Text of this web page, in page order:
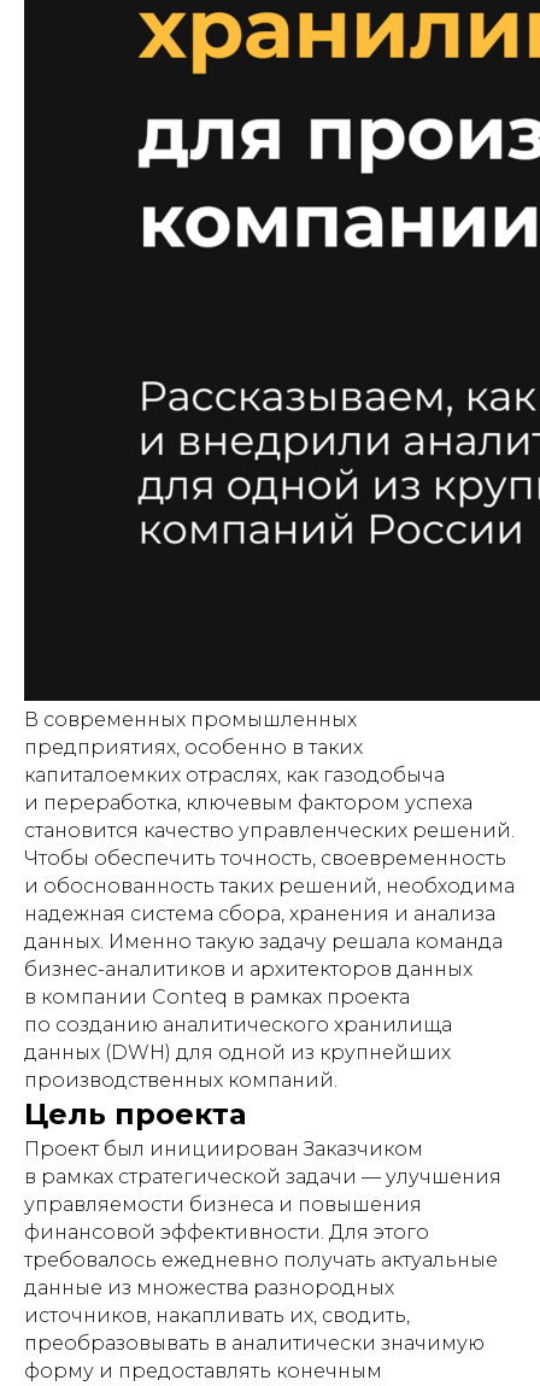
В современных промышленных
предприятиях, особенно в таких
капиталоемких отраслях, как газодобыча
и переработка, ключевым фактором успеха
становится качество управленческих решений.
Чтобы обеспечить точность, своевременность
и обоснованность таких решений, необходима
надежная система сбора, хранения и анализа
данных. Именно такую задачу решала команда
бизнес-аналитиков и архитекторов данных
в компании Conteq в рамках проекта
по созданию аналитического хранилища
данных (DWH) для одной из крупнейших
производственных компаний.
Цель проекта
Проект был инициирован Заказчиком
в рамках стратегической задачи — улучшения
управляемости бизнеса и повышения
финансовой эффективности. Для этого
требовалось ежедневно получать актуальные
данные из множества разнородных
источников, накапливать их, сводить,
преобразовывать в аналитически значимую
форму и предоставлять конечным